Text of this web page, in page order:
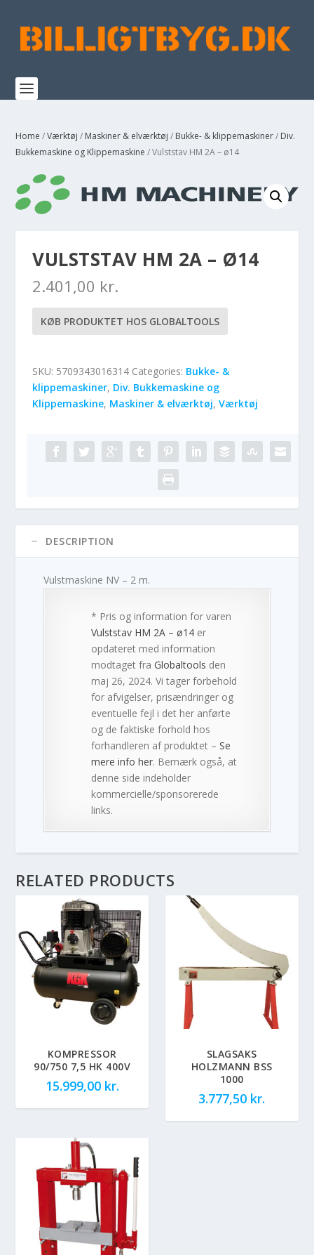
Home /Værktøj / Maskiner & elværktøj / Bukke- & klippemaskiner/ Div.
Bukkemaskine og Klippemaskine / Vulststav HM 2A – ø14
VULSTSTAV HM 2A – Ø14
2.401,00 kr.
KØB PRODUKTET HOS GLOBALTOOLS
SKU: 5709343016314 Categories: Bukke- &
klippemaskiner, Div. Bukkemaskine og
Klippemaskine, Maskiner & elværktøj,Værktøj
DESCRIPTION
Vulstmaskine NV – 2 m.
* Pris og information for varen
Vulststav HM 2A – ø14 er
opdateret med information
modtaget fraGlobaltools den
maj 26, 2024. Vi tager forbehold
for afvigelser, prisændringer og
eventuelle fejl i det her anførte
og de faktiske forhold hos
forhandleren af produktet –Se
mere info her. Bemærk også, at
denne side indeholder
kommercielle/sponsorerede
links.
RELATED PRODUCTS
KOMPRESSOR
90/750 7,5 HK 400V
15.999,00 kr.
SLAGSAKS
HOLZMANN BSS
1000
3.777,50 kr.